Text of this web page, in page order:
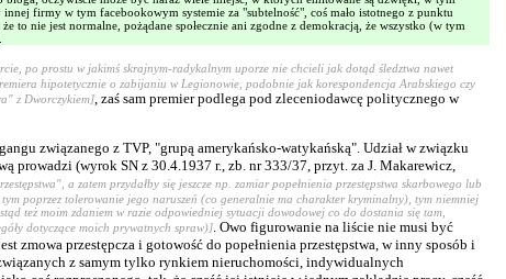
firmy w tym facebookowym systemie za "subtelność", coś mało istotnego z punktu
nie jest normalne, pożądane społecznie ani zgodne z demokracją, że wszystko (w tym
po prostu w jakimś skrajnym-radykalnym uporze nie chcieli jak dotąd śledztwa nawet
hipotetycznie o zabijaniu w Legionowie, podobnie jak korespondencja Arabskiego czy
z Dworczykiem] , zaś sam premier podlega pod zleceniodawcę politycznego w
związanego z TVP, "grupą amerykańsko-watykańską". Udział w związku
prowadzi (wyrok SN z 30.4.1937 r., zb. nr 333/37, przyt. za J. Makarewicz,
a zatem przydałby się jeszcze np. zamiar popełnienia przestępstwa skarbowego lub
poprzez tolerowanie jego naruszeń (co generalnie ma charakter kryminalny), tym niemniej
też moim zdaniem w razie odpowiedniej sytuacji dowodowej co do dostania się tam,
dotyczące moich prywatnych spraw)]. Owo figurowanie na liście nie musi być
zmowa przestępcza i gotowość do popełnienia przestępstwa, w inny sposób i
z samym tylko rynkiem nieruchomości, indywidualnych